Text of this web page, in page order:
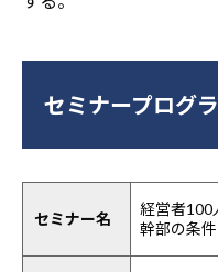
セミナープログ
セミナー名
経営者100
幹部の条